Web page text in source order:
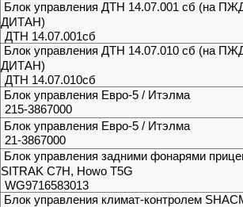
Блок управления ДТН 14.07.001 сб (на
ДИТАН)
ДТН 14.07.001сб
Блок управления ДТН 14.07.010 сб (на
ДИТАН)
ДТН 14.07.010сб
Блок управления Евро-5 / Итэлма
215-3867000
Блок управления Евро-5 / Итэлма
21-3867000
Блок управления задними фонарями
SITRAK C7H, Howo T5G
WG9716583013
Блок управления климат-контролем